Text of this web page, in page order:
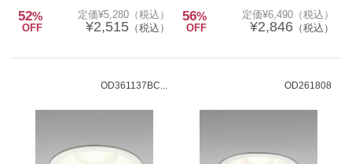
52%
OFF
定価¥5,280（税込）
¥2,515（税込）
56%
OFF
定価¥6,490（税込）
¥2,846（税込）
OD361137BC... OD261808